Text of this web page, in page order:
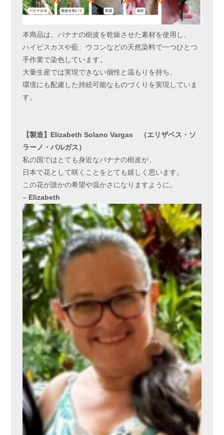
本商品は、バナナの樹皮を乾燥させた素材を使用し、
ハイビスカスや藍、ウコンなどの天然染料で一つひとつ
手作業で染色しています。
大量生産では実現できない個性と温もりを持ち、
環境にも配慮した持続可能なものづくりを実現していま
す。
【製造】Elizabeth Solano Vargas （エリザベス・ソ
ラーノ・バルガス）
私の国ではとても身近なバナナの樹皮が、
日本で花として咲くことをとても嬉しく思います。
この花が誰かの希望や温かさになりますように。
–Elizabeth